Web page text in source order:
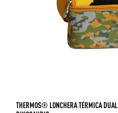
THERMOS® LONCHERA TÉRMICA DUAL